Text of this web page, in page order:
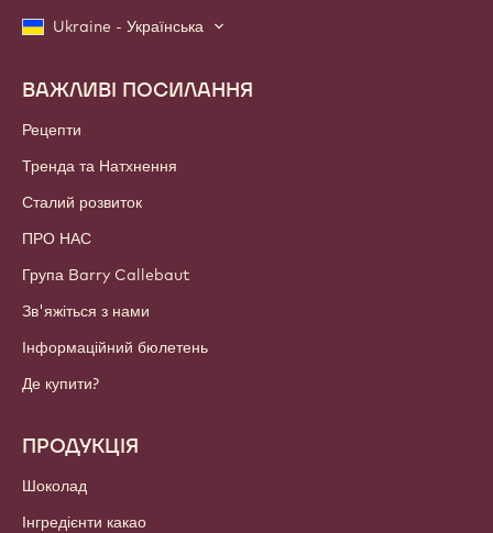
Ukraine - Українська
Footer
Callebaut
ВАЖЛИВІ ПОСИЛАННЯ
Рецепти
Тренда та Натхнення
Сталий розвиток
ПРО НАС
Група Barry Callebaut
Зв'яжіться з нами
Інформаційний бюлетень
Де купити?
ПРОДУКЦІЯ
Шоколад
Інгредієнти какао